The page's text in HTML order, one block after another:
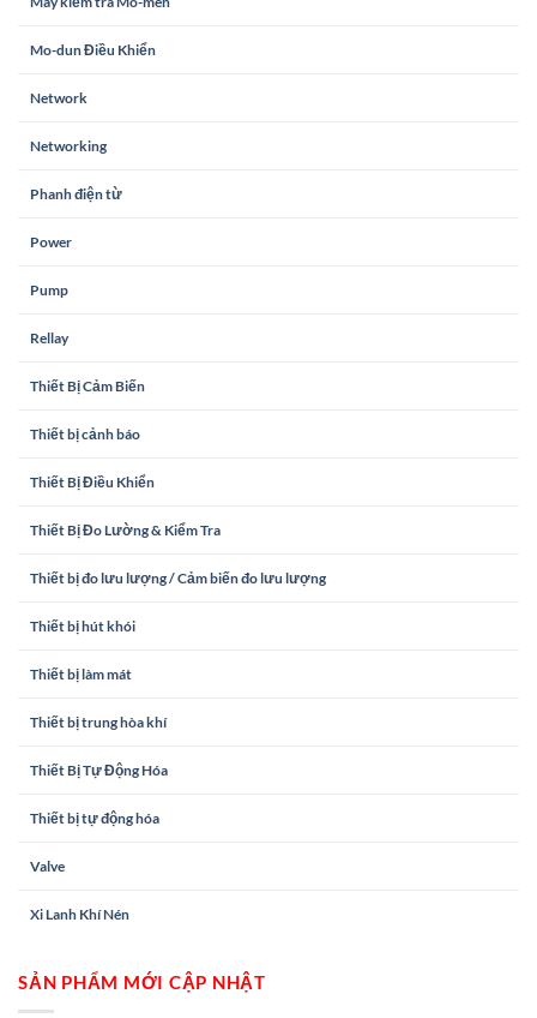
Mo-dun Điều Khiển
Network
Networking
Phanh điện từ
Power
Pump
Rellay
Thiết Bị Cảm Biến
Thiết bị cảnh báo
Thiết Bị Điều Khiển
Thiết Bị Đo Lường & Kiểm Tra
Thiết bị đo lưu lượng / Cảm biến đo lưu lượng
Thiết bị hút khói
Thiết bị làm mát
Thiết bị trung hòa khí
Thiết Bị Tự Động Hóa
Thiết bị tự động hóa
Valve
Xi Lanh Khí Nén
SẢN PHẨM MỚI CẬP NHẬT